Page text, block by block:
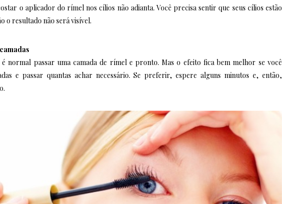
o aplicador do rímel nos cílios não adianta. Você precisa sentir que seus cílios estão
o resultado não será visível.
normal passar uma camada de rímel e pronto. Mas o efeito fica bem melhor se você
e passar quantas achar necessário. Se preferir, espere alguns minutos e, então,